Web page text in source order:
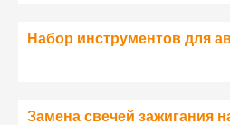
Набор инструментов для
Замена свечей зажигания